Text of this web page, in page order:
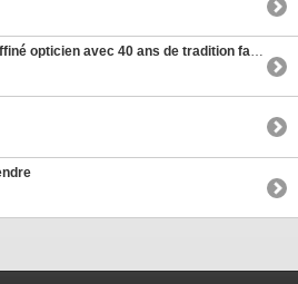
opticien avec 40 ans de tradition familiale